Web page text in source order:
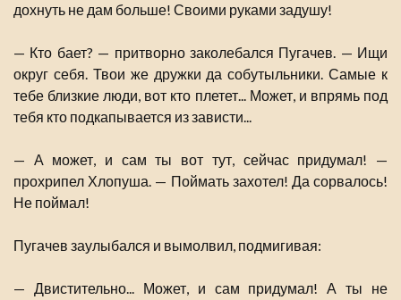
дохнуть не дам больше! Своими руками задушу!
— Кто бает? — притворно заколебался Пугачев. — Ищи
округ себя. Твои же дружки да собутыльники. Самые к
тебе близкие люди, вот кто плетет... Может, и впрямь под
тебя кто подкапывается из зависти...
— А может, и сам ты вот тут, сейчас придумал! —
прохрипел Хлопуша. — Поймать захотел! Да сорвалось!
Не поймал!
Пугачев заулыбался и вымолвил, подмигивая:
— Двистительно... Может, и сам придумал! А ты не